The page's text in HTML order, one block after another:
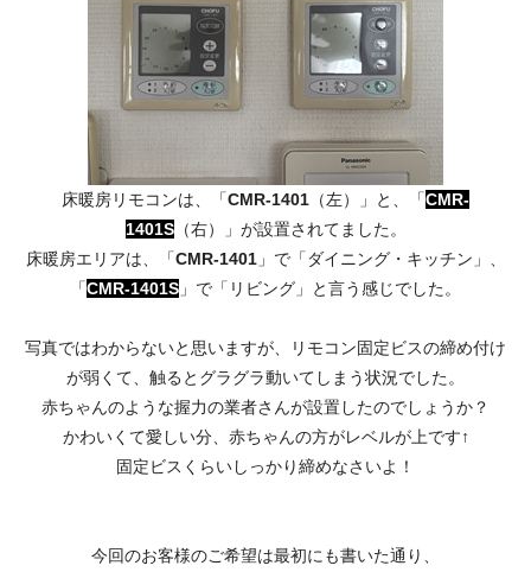
床暖房リモコンは、「CMR-1401 （左）」と、「CMR-
1401S（右）」が設置されてました。
床暖房エリアは、「CMR-1401」で「ダイニング・キッチン」、
「CMR-1401S 」で「リビング」と言う感じでした。
写真ではわからないと思いますが、リモコン固定ビスの締め付け
が弱くて、触るとグラグラ動いてしまう状況でした。
赤ちゃんのような握力の業者さんが設置したのでしょうか？
かわいくて愛しい分、赤ちゃんの方がレベルが上です↑
固定ビスくらいしっかり締めなさいよ！
今回のお客様のご希望は最初にも書いた通り、